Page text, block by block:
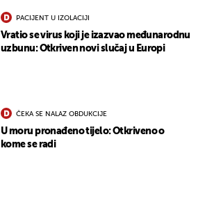
PACIJENT U IZOLACIJI
Vratio se virus koji je izazvao međunarodnu
uzbunu: Otkriven novi slučaj u Europi
ČEKA SE NALAZ OBDUKCIJE
U moru pronađeno tijelo: Otkriveno o
kome se radi